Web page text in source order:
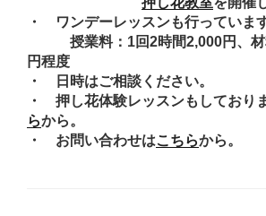
・ ワンデーレッスンも行っています
授業料：1回2時間2,000円、材
円程度
・ 日時はご相談ください。
・ 押し花体験レッスンもしており
らから。
・ お問い合わせはこちらから。